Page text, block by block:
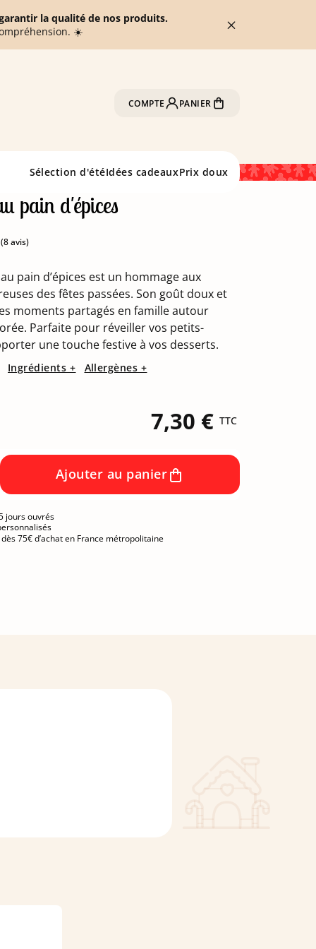
la qualité de nos produits.
☀️
COMPTE PANIER
Sélection d'étéIdées cadeauxPrix doux
pain d'épices
(8 avis)
pain d’épices est un hommage aux
des fêtes passées. Son goût doux et
moments partagés en famille autour
Parfaite pour réveiller vos petits-
une touche festive à vos desserts.
Ingrédients + Allergènes +
7,30 € TTC
Ajouter au panier
jours ouvrés
75€ d’achat en France métropolitaine